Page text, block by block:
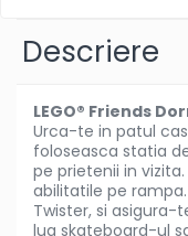
Carucioare papusi si
Casute de papusi si
Cuburi si caramizi
Elicoptere, avioane
jucarie
Figurine
Frumusete, bijuterii
Descriere
LEGO® Friends
Urca-te in patul
foloseasca statia
pe prietenii in
abilitatile pe
Twister, si asigura-
lua skateboard-ul